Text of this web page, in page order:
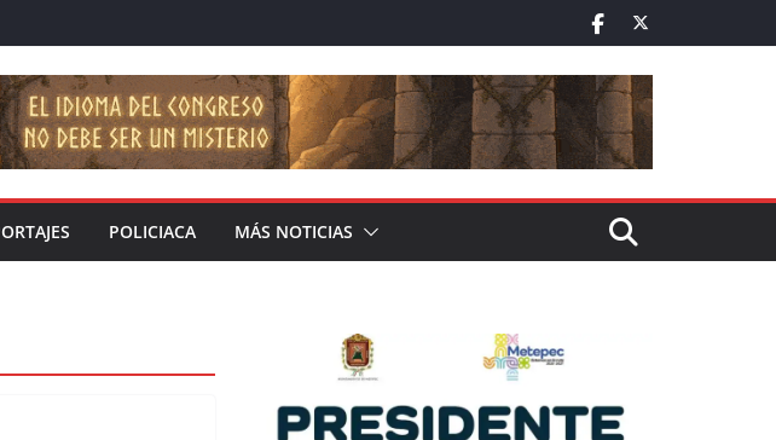
POLICIACA MÁS NOTICIAS